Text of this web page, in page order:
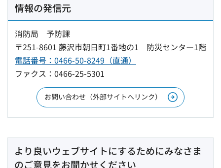
情報の発信元
消防局 予防課
〒251-8601 藤沢市朝日町1番地の1 防災センター1階
電話番号：0466-50-8249（直通）
ファクス：0466-25-5301
お問い合わせ（外部サイトへリンク）
より良いウェブサイトにするためにみなさま
のご意見をお聞かせください